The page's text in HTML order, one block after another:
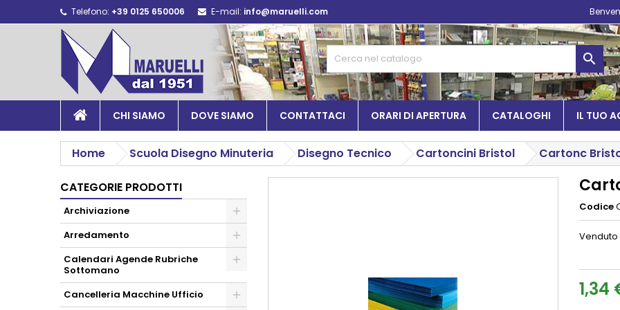
Telefono: +39 0125 650006 E-mail: info@maruelli.com

CHI SIAMO DOVE SIAMO CONTATTACI ORARI DI APERTURA CATALOGHI IL TUO
Home Scuola Disegno Minuteria Disegno Tecnico Cartoncini Bristol Cartonc
CATEGORIE PRODOTTI
Archiviazione
Arredamento
Calendari Agende Rubriche
Sottomano
Cancelleria Macchine Ufficio
Codice
1,34